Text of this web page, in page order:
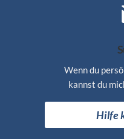
Wenn du
kannst du
Hilfe